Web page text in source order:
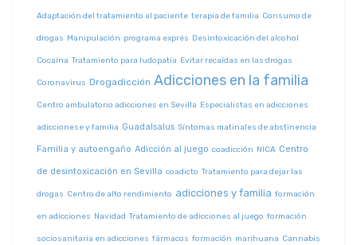
Adaptación del tratamiento al paciente terapia de familia Consumo de
drogas Manipulación programa exprés Desintoxicación del alcohol
Cocaína Tratamiento para ludopatía Evitar recaídas en las drogas
Coronavirus Drogadicción Adicciones en la familia
Centro ambulatorio adicciones en Sevilla Especialistas en adicciones
adiccionese y familia Guadalsalus Síntomas matinales de abstinencia
Familia y autoengaño Adicción al juego coadicción NICA Centro
de desintoxicación en Sevilla coadicto Tratamiento para dejar las
drogas Centro de alto rendimiento adicciones y familia formación
en adicciones Navidad Tratamiento de adicciones al juego formación
sociosanitaria en adicciones fármacos formación marihuana Cannabis